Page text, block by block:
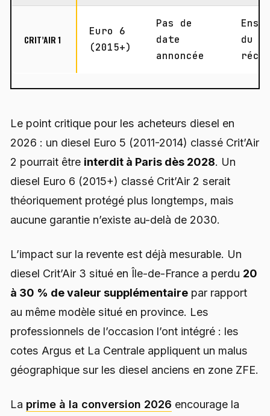
CRIT’AIR 1
Euro 6
(2015+)
Pas de
date
annoncée
du
Le point critique pour les acheteurs diesel en
2026 : un diesel Euro 5 (2011-2014) classé Crit’Air
2 pourrait être interdit à Paris dès 2028. Un
diesel Euro 6 (2015+) classé Crit’Air 2 serait
théoriquement protégé plus longtemps, mais
aucune garantie n’existe au-delà de 2030.
L’impact sur la revente est déjà mesurable. Un
diesel Crit’Air 3 situé en Île-de-France a perdu 20
à 30 % de valeur supplémentaire par rapport
au même modèle situé en province. Les
professionnels de l’occasion l’ont intégré : les
cotes Argus et La Centrale appliquent un malus
géographique sur les diesel anciens en zone ZFE.
La prime à la conversion 2026 encourage la